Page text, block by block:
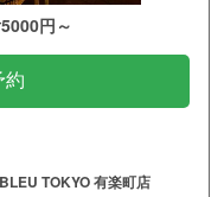
円～
約
TOKYO 有楽町店